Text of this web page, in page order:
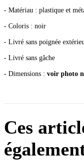
- Matériau : plastique et
- Coloris : noir
- Livré sans poignée
- Livré sans gâche
- Dimensions : voir photo
Ces